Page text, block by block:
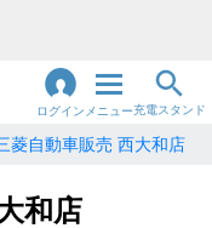
ログイン メニュー充電スタンド
菱自動車販売 西大和店
和店